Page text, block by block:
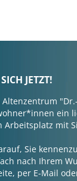
JETZT!
Altenzentrum
ein
Arbeitsplatz mit
Sie
nach Ihrem
per E-Mail